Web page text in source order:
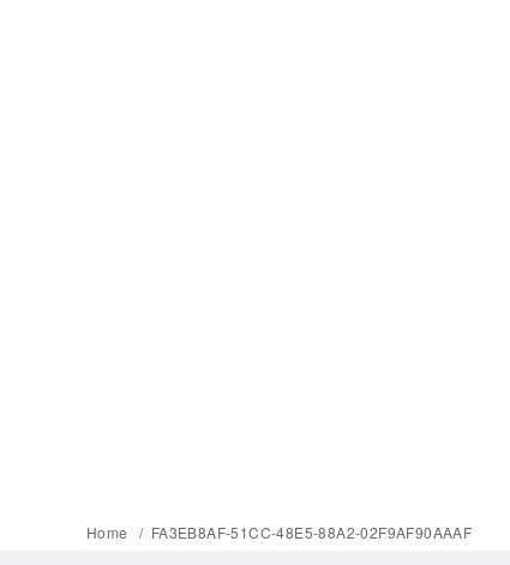
Home FA3EB8AF-51CC-48E5-88A2-02F9AF90AAAF